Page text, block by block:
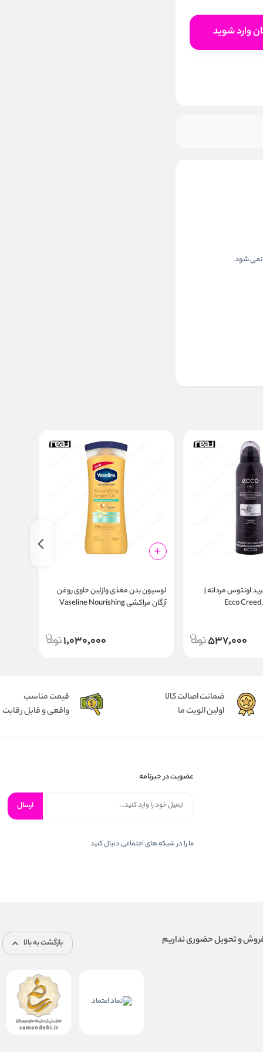
وارد شوید
نمی شود.
اونتوس مردانه |
Ecco
537,000
لوسیون بدن مغذی وازلین حاوی روغن
آرگان مراکشی Vaseline Nourishing
1,030,000
ضمانت اصالت کالا
اولین الویت ما
قیمت مناسب
واقعی و قابل رقابت
عضویت در خبرنامه
ارسال
ما را در شبكه های اجتماعی دنبال کنید
بازگشت به بالا